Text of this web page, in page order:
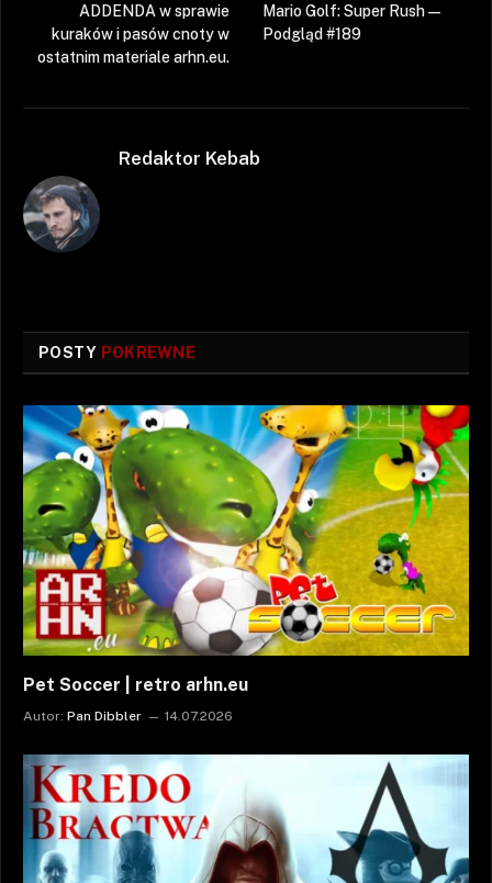
ADDENDA w sprawie
kuraków i pasów cnoty w
ostatnim materiale arhn.eu.
Mario Golf: Super Rush —
Podgląd #189
Redaktor Kebab
POSTY POKREWNE
Pet Soccer | retro arhn.eu
Autor: Pan Dibbler 14.07.2026